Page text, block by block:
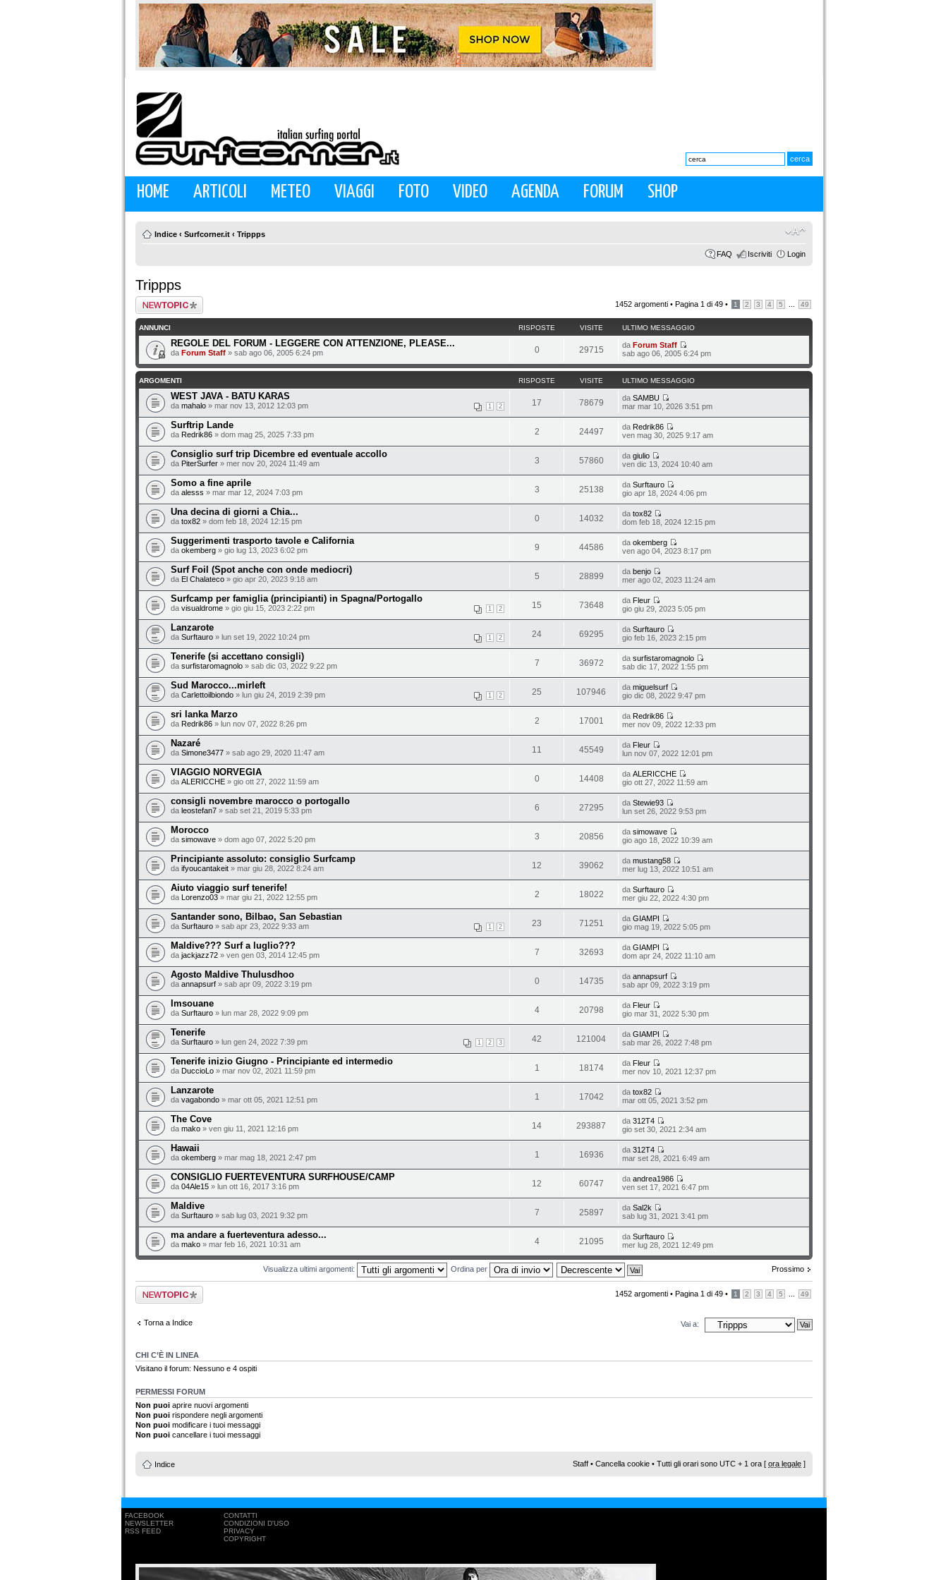
HOME ARTICOLI METEO VIAGGI FOTO VIDEO AGENDA FORUM SHOP
Indice ‹ Surfcorner.it ‹ Trippps
FAQ Iscriviti Login
Trippps
Scrivi un nuovo
argomento
1452 argomenti • Pagina 1 di 49 • 1 2 3 4 5 49
ANNUNCI RISPOSTE VISITE ULTIMO MESSAGGIO
REGOLE DEL FORUM - LEGGERE CON ATTENZIONE, PLEASE...
da Forum Staff » sab ago 06, 2005 6:24 pm 0 29715 da Forum Staff
sab ago 06, 2005 6:24 pm
ARGOMENTI RISPOSTE VISITE ULTIMO MESSAGGIO
WEST JAVA - BATU KARAS
1 2
da mahalo » mar nov 13, 2012 12:03 pm 17 78679 da SAMBU
mar mar 10, 2026 3:51 pm
Surftrip Lande
da Redrik86 » dom mag 25, 2025 7:33 pm 2 24497 da Redrik86
ven mag 30, 2025 9:17 am
Consiglio surf trip Dicembre ed eventuale accollo
da PiterSurfer » mer nov 20, 2024 11:49 am 3 57860 da giulio
ven dic 13, 2024 10:40 am
Somo a fine aprile
da alesss » mar mar 12, 2024 7:03 pm 3 25138 da Surftauro
gio apr 18, 2024 4:06 pm
Una decina di giorni a Chia...
da tox82 » dom feb 18, 2024 12:15 pm 0 14032 da tox82
dom feb 18, 2024 12:15 pm
Suggerimenti trasporto tavole e California
da okemberg » gio lug 13, 2023 6:02 pm 9 44586 da okemberg
ven ago 04, 2023 8:17 pm
Surf Foil (Spot anche con onde mediocri)
da El Chalateco » gio apr 20, 2023 9:18 am 5 28899 da benjo
mer ago 02, 2023 11:24 am
Surfcamp per famiglia (principianti) in Spagna/Portogallo
1 2
da visualdrome » gio giu 15, 2023 2:22 pm 15 73648 da Fleur
gio giu 29, 2023 5:05 pm
Lanzarote
1 2
da Surftauro » lun set 19, 2022 10:24 pm 24 69295 da Surftauro
gio feb 16, 2023 2:15 pm
Tenerife (si accettano consigli)
da surfistaromagnolo » sab dic 03, 2022 9:22 pm 7 36972 da surfistaromagnolo
sab dic 17, 2022 1:55 pm
Sud Marocco...mirleft
1 2
da Carlettoilbiondo » lun giu 24, 2019 2:39 pm 25 107946 da miguelsurf
gio dic 08, 2022 9:47 pm
sri lanka Marzo
da Redrik86 » lun nov 07, 2022 8:26 pm 2 17001 da Redrik86
mer nov 09, 2022 12:33 pm
Nazaré
da Simone3477 » sab ago 29, 2020 11:47 am 11 45549 da Fleur
lun nov 07, 2022 12:01 pm
VIAGGIO NORVEGIA
da ALERICCHE » gio ott 27, 2022 11:59 am 0 14408 da ALERICCHE
gio ott 27, 2022 11:59 am
consigli novembre marocco o portogallo
da leostefan7 » sab set 21, 2019 5:33 pm 6 27295 da Stewie93
lun set 26, 2022 9:53 pm
Morocco
da simowave » dom ago 07, 2022 5:20 pm 3 20856 da simowave
gio ago 18, 2022 10:39 am
Principiante assoluto: consiglio Surfcamp
da ifyoucantakeit » mar giu 28, 2022 8:24 am 12 39062 da mustang58
mer lug 13, 2022 10:51 am
Aiuto viaggio surf tenerife!
da Lorenzo03 » mar giu 21, 2022 12:55 pm 2 18022 da Surftauro
mer giu 22, 2022 4:30 pm
Santander sono, Bilbao, San Sebastian
1 2
da Surftauro » sab apr 23, 2022 9:33 am 23 71251 da GIAMPI
gio mag 19, 2022 5:05 pm
Maldive??? Surf a luglio???
da jackjazz72 » ven gen 03, 2014 12:45 pm 7 32693 da GIAMPI
dom apr 24, 2022 11:10 am
Agosto Maldive Thulusdhoo
da annapsurf » sab apr 09, 2022 3:19 pm 0 14735 da annapsurf
sab apr 09, 2022 3:19 pm
Imsouane
da Surftauro » lun mar 28, 2022 9:09 pm 4 20798 da Fleur
gio mar 31, 2022 5:30 pm
Tenerife
1 2 3
da Surftauro » lun gen 24, 2022 7:39 pm 42 121004 da GIAMPI
sab mar 26, 2022 7:48 pm
Tenerife inizio Giugno - Principiante ed intermedio
da DuccioLo » mar nov 02, 2021 11:59 pm 1 18174 da Fleur
mer nov 10, 2021 12:37 pm
Lanzarote
da vagabondo » mar ott 05, 2021 12:51 pm 1 17042 da tox82
mar ott 05, 2021 3:52 pm
The Cove
da mako » ven giu 11, 2021 12:16 pm 14 293887 da 312T4
gio set 30, 2021 2:34 am
Hawaii
da okemberg » mar mag 18, 2021 2:47 pm 1 16936 da 312T4
mar set 28, 2021 6:49 am
CONSIGLIO FUERTEVENTURA SURFHOUSE/CAMP
da 04Ale15 » lun ott 16, 2017 3:16 pm 12 60747 da andrea1986
ven set 17, 2021 6:47 pm
Maldive
da Surftauro » sab lug 03, 2021 9:32 pm 7 25897 da Sal2k
sab lug 31, 2021 3:41 pm
ma andare a fuerteventura adesso...
da mako » mar feb 16, 2021 10:31 am 4 21095 da Surftauro
mer lug 28, 2021 12:49 pm
Prossimo
Visualizza ultimi argomenti: Ordina per
Scrivi un nuovo
argomento
1452 argomenti • Pagina 1 di 49 • 1 2 3 4 5 49
Torna a Indice Vai a:
CHI C’È IN LINEA
Visitano il forum: Nessuno e 4 ospiti
PERMESSI FORUM
Non puoi aprire nuovi argomenti
Non puoi rispondere negli argomenti
Non puoi modificare i tuoi messaggi
Non puoi cancellare i tuoi messaggi
Indice Staff • Cancella cookie • Tutti gli orari sono UTC + 1 ora [ ora legale ]
FACEBOOK
NEWSLETTER
RSS FEED
CONTATTI
CONDIZIONI D'USO
PRIVACY
COPYRIGHT